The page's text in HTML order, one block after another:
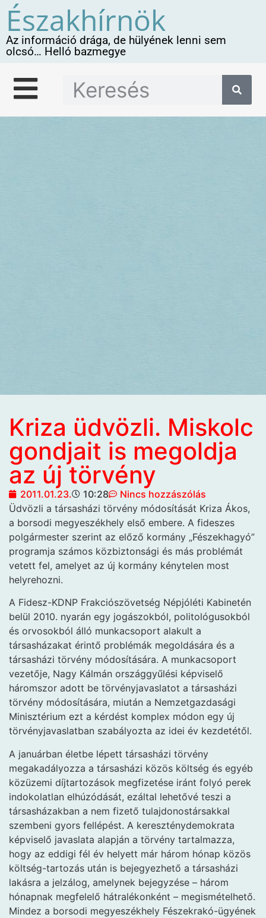
Északhírnök
Az információ drága, de hülyének lenni sem
olcsó… Helló bazmegye
Kriza üdvözli. Miskolc
gondjait is megoldja
az új törvény
2011.01.23. 10:28
Nincs hozzászólás
Üdvözli a társasházi törvény módosítását Kriza Ákos,
a borsodi megyeszékhely első embere. A fideszes
polgármester szerint az előző kormány „Fészekhagyó”
programja számos közbiztonsági és más problémát
vetett fel, amelyet az új kormány kénytelen most
helyrehozni.
A Fidesz-KDNP Frakciószövetség Népjóléti Kabinetén
belül 2010. nyarán egy jogászokból, politológusokból
és orvosokból álló munkacsoport alakult a
társasházakat érintő problémák megoldására és a
társasházi törvény módosítására. A munkacsoport
vezetője, Nagy Kálmán országgyűlési képviselő
háromszor adott be törvényjavaslatot a társasházi
törvény módosítására, miután a Nemzetgazdasági
Minisztérium ezt a kérdést komplex módon egy új
törvényjavaslatban szabályozta az idei év kezdetétől.
A januárban életbe lépett társasházi törvény
megakadályozza a társasházi közös költség és egyéb
közüzemi díjtartozások megfizetése iránt folyó perek
indokolatlan elhúzódását, ezáltal lehetővé teszi a
társasházakban a nem fizető tulajdonostársakkal
szembeni gyors fellépést. A kereszténydemokrata
képviselő javaslata alapján a törvény tartalmazza,
hogy az eddigi fél év helyett már három hónap közös
költség-tartozás után is bejegyezhető a társasházi
lakásra a jelzálog, amelynek bejegyzése – három
hónapnak megfelelő hátralékonként – megismételhető.
Mindez a borsodi megyeszékhely Fészekrakó-ügyének